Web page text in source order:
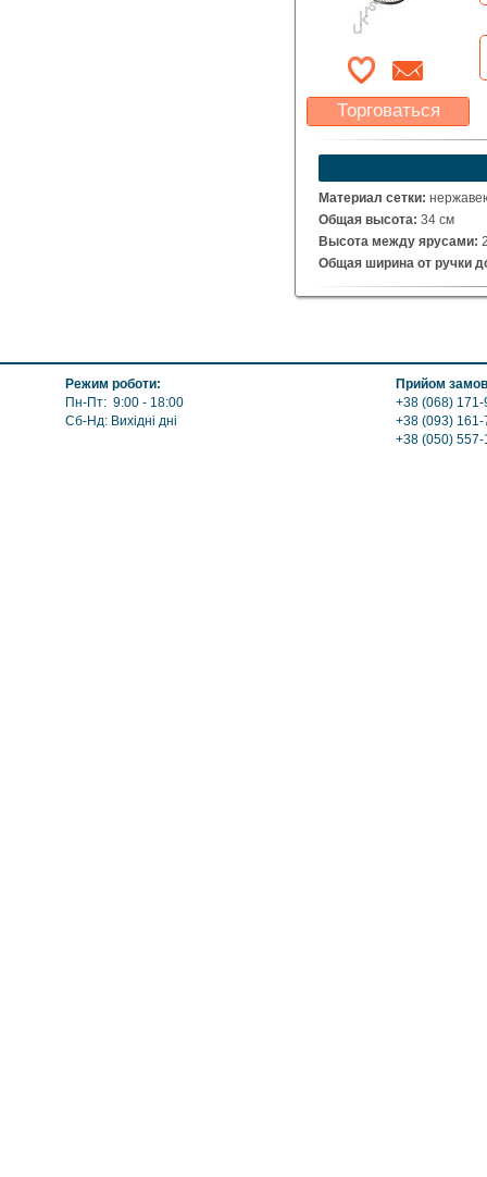
Торговаться
Какая цена Вас
устроит?
Материал сетки:
Общая высота: 34 см
Высота между ярусами:
Общая ширина от ручки
Длина выноса ручки:14
Режим роботи:
Пн-Пт: 9:00 - 18:00
Сб-Нд: Вихідні дні
Прийом
+38 (068) 171-
+38 (093)
+38 (050)